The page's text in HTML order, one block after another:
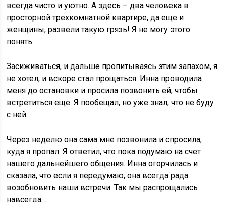
всегда чисто и уютно. А здесь – два человека в
просторной трехкомнатной квартире, да еще и
женщины, развели такую грязь! Я не могу этого
понять.
Засиживаться, и дальше пропитываясь этим запахом, я
не хотел, и вскоре стал прощаться. Инна проводила
меня до остановки и просила позвонить ей, чтобы
встретиться еще. Я пообещал, но уже знал, что не буду
с ней.
Через неделю она сама мне позвонила и спросила,
куда я пропал. Я ответил, что пока подумаю на счет
нашего дальнейшего общения. Инна огорчилась и
сказала, что если я передумаю, она всегда рада
возобновить наши встречи. Так мы распрощались
навсегда…